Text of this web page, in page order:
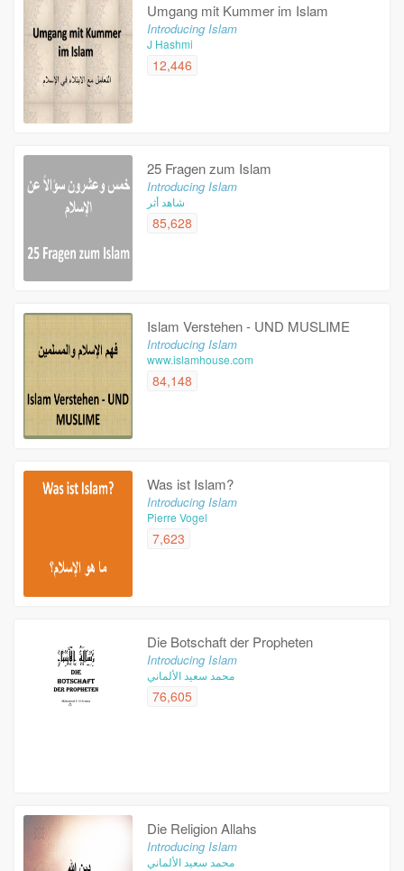
Umgang mit Kummer im Islam
Introducing Islam
J Hashmi
12,446
25 Fragen zum Islam
Introducing Islam
شاهد أثر
85,628
Islam Verstehen - UND MUSLIME
Introducing Islam
www.islamhouse.com
84,148
Was ist Islam?
Introducing Islam
Pierre Vogel
7,623
Die Botschaft der Propheten
Introducing Islam
محمد سعيد الألماني
76,605
Die Religion Allahs
Introducing Islam
محمد سعيد الألماني